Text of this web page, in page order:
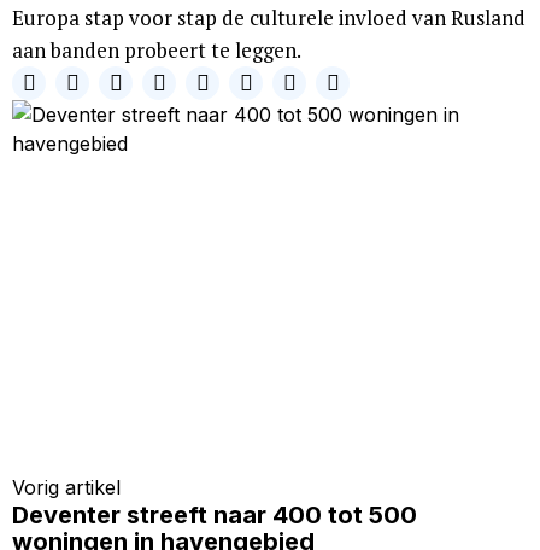
Europa stap voor stap de culturele invloed van Rusland
aan banden probeert te leggen.
Vorig artikel
Deventer streeft naar 400 tot 500
woningen in havengebied